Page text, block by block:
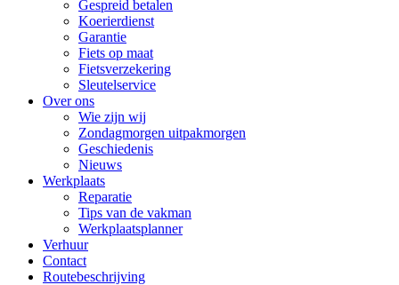
Gespreid betalen
Koerierdienst
Garantie
Fiets op maat
Fietsverzekering
Sleutelservice
Over ons
Wie zijn wij
Zondagmorgen uitpakmorgen
Geschiedenis
Nieuws
Werkplaats
Reparatie
Tips van de vakman
Werkplaatsplanner
Verhuur
Contact
Routebeschrijving